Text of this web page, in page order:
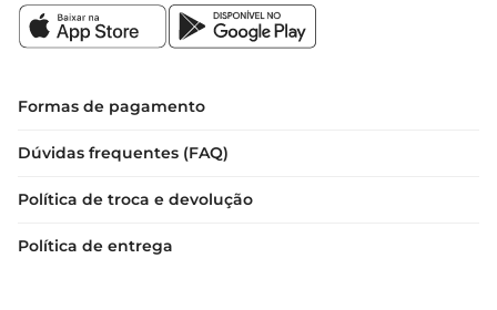
Formas de pagamento
Dúvidas frequentes (FAQ)
Política de troca e devolução
Política de entrega